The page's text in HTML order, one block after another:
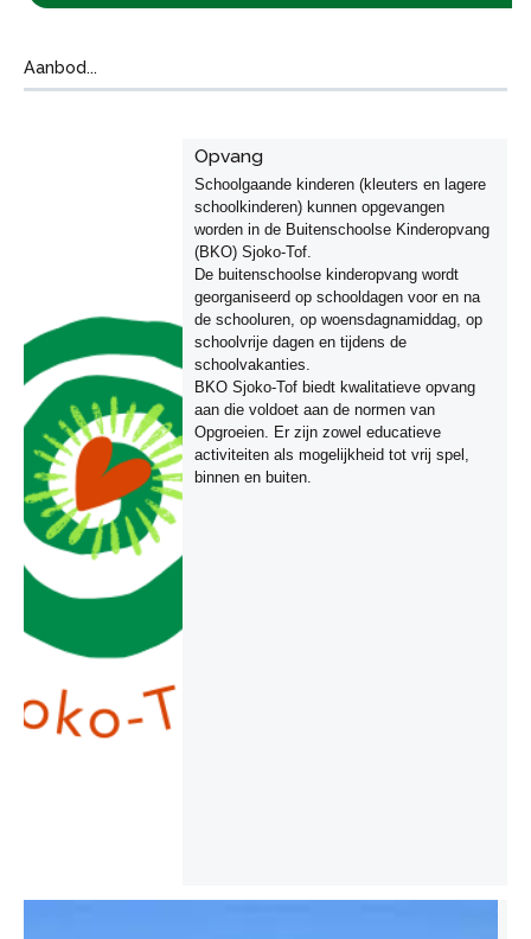
Aanbod...
Opvang
Schoolgaande kinderen (kleuters en lagere
schoolkinderen) kunnen opgevangen
worden in de Buitenschoolse Kinderopvang
(BKO) Sjoko-Tof.
De buitenschoolse kinderopvang wordt
georganiseerd op schooldagen voor en na
de schooluren, op woensdagnamiddag, op
schoolvrije dagen en tijdens de
schoolvakanties.
BKO Sjoko-Tof biedt kwalitatieve opvang
aan die voldoet aan de normen van
Opgroeien. Er zijn zowel educatieve
activiteiten als mogelijkheid tot vrij spel,
binnen en buiten.